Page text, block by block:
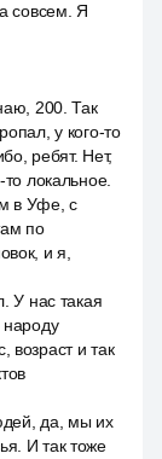
совсем. Я
200. Так
у кого-то
ребят. Нет,
локальное.
в Уфе, с
по
и я,
У нас такая
народу
возраст и так
да, мы их
И так тоже